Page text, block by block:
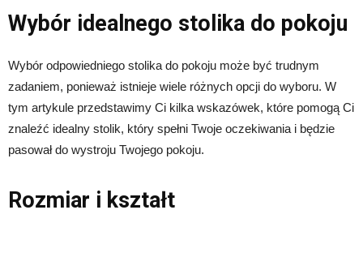
Wybór idealnego stolika do pokoju
Wybór odpowiedniego stolika do pokoju może być trudnym
zadaniem, ponieważ istnieje wiele różnych opcji do wyboru. W
tym artykule przedstawimy Ci kilka wskazówek, które pomogą Ci
znaleźć idealny stolik, który spełni Twoje oczekiwania i będzie
pasował do wystroju Twojego pokoju.
Rozmiar i kształt